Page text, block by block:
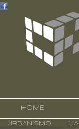
HOME
URBANISMO